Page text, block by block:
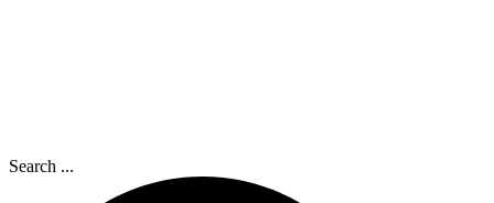
Search ...